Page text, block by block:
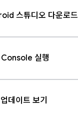
스튜디오 다운로드
실행
데이트 보기